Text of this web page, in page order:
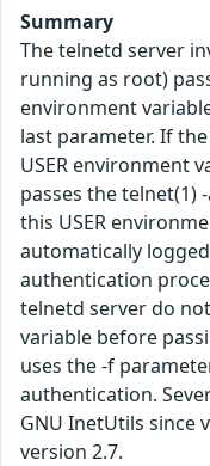
Summary
The telnetd server
running as root)
environment
last parameter. If
USER environment
passes the telnet(1)
this USER
automatically
authentication
telnetd server do
variable before
uses the -f
authentication.
GNU InetUtils since
version 2.7.